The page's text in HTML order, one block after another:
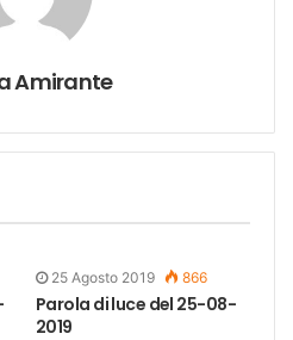
Amirante
25 Agosto 2019 866
Parola di luce del 25-08-
2019